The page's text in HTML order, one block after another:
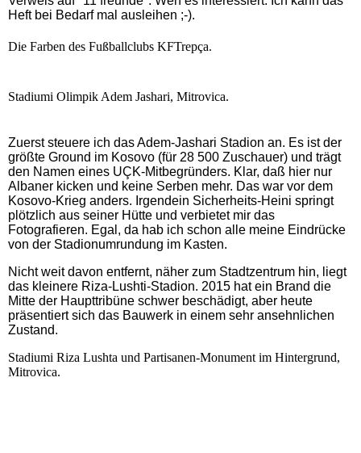
Heft bei Bedarf mal ausleihen ;-).
Die Farben des Fußballclubs KFTrepça.
Stadiumi Olimpik Adem Jashari, Mitrovica.
Zuerst steuere ich das Adem-Jashari Stadion an. Es ist der
größte Ground im Kosovo (für 28 500 Zuschauer) und trägt
den Namen eines UÇK-Mitbegründers. Klar, daß hier nur
Albaner kicken und keine Serben mehr. Das war vor dem
Kosovo-Krieg anders. Irgendein Sicherheits-Heini springt
plötzlich aus seiner Hütte und verbietet mir das
Fotografieren. Egal, da hab ich schon alle meine Eindrücke
von der Stadionumrundung im Kasten.
Nicht weit davon entfernt, näher zum Stadtzentrum hin, liegt
das kleinere Riza-Lushti-Stadion. 2015 hat ein Brand die
Mitte der Haupttribüne schwer beschädigt, aber heute
präsentiert sich das Bauwerk in einem sehr ansehnlichen
Zustand.
Stadiumi Riza Lushta und Partisanen-Monument im Hintergrund,
Mitrovica.